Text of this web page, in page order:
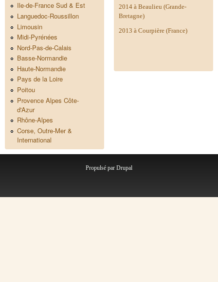
Ile-de-France Sud & Est
Languedoc-Roussillon
Limousin
Midi-Pyrénées
Nord-Pas-de-Calais
Basse-Normandie
Haute-Normandie
Pays de la Loire
Poitou
Provence Alpes Côte-
d'Azur
Rhône-Alpes
Corse, Outre-Mer &
International
2014 à Beaulieu (Grande-
Bretagne)
2013 à Courpière (France)
Propulsé par Drupal